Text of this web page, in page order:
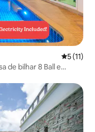
5 de uma
5 (11)
de bilhar 8 Ball e